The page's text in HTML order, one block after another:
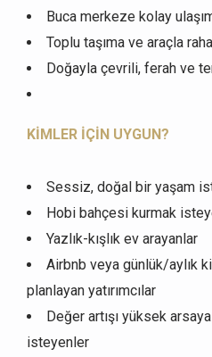
Buca merkeze kolay
Toplu taşıma ve araçla
Doğayla çevrili, ferah ve
KİMLER İÇİN UYGUN?
Sessiz, doğal bir yaşam
Hobi bahçesi kurmak
Yazlık-kışlık ev arayanlar
Airbnb veya günlük/aylık
planlayan yatırımcılar
Değer artışı yüksek
isteyenler